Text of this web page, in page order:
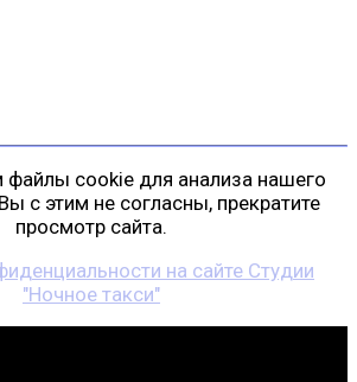
cookie для анализа нашего
с этим не согласны, прекратите
просмотр сайта.
на сайте Студии
"Ночное такси"